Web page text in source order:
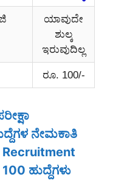
ಯಾವುದೇ
ಶುಲ್ಕ
ಇರುವುದಿಲ್ಲ
ರೂ. 100/-
ನೇಮಕಾತಿ
ಹುದ್ದೆಗಳು